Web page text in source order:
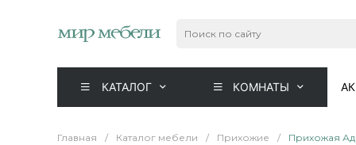
КАТАЛОГ КОМНАТЫ
Главная / Каталог мебели / Прихожие / Прихожая